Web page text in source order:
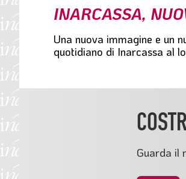
e
INARCASSA,
Una nuova immagine e un
quotidiano di Inarcassa al
Guarda il